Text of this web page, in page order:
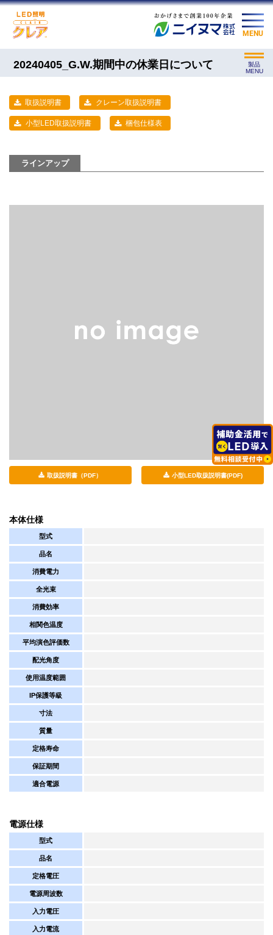
MENU
20240405_G.W.期間中の休業日について
製品
MENU
取扱説明書 クレーン取扱説明書
小型LED取扱説明書 梱包仕様表
ラインアップ
取扱説明書（PDF） 小型LED取扱説明書(PDF)
本体仕様
型式
品名
消費電力
全光束
消費効率
相関色温度
平均演色評価数
配光角度
使用温度範囲
IP保護等級
寸法
質量
定格寿命
保証期間
適合電源
電源仕様
型式
品名
定格電圧
電源周波数
入力電圧
入力電流